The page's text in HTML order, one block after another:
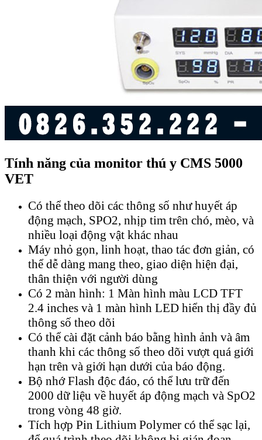
Tính năng của monitor thú y CMS 5000
VET
Có thể theo dõi các thông số như huyết áp
động mạch, SPO2, nhịp tim trên chó, mèo, và
nhiều loại động vật khác nhau
Máy nhỏ gọn, linh hoạt, thao tác đơn giản, có
thể dễ dàng mang theo, giao diện hiện đại,
thân thiện với người dùng
Có 2 màn hình: 1 Màn hình màu LCD TFT
2.4 inches và 1 màn hình LED hiển thị đầy đủ
thông số theo dõi
Có thể cài đặt cảnh báo bằng hình ảnh và âm
thanh khi các thông số theo dõi vượt quá giới
hạn trên và giới hạn dưới của báo động.
Bộ nhớ Flash độc đáo, có thể lưu trữ đến
2000 dữ liệu về huyết áp động mạch và SpO2
trong vòng 48 giờ.
Tích hợp Pin Lithium Polymer có thể sạc lại,